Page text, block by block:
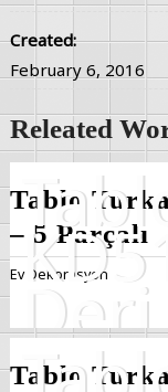
Created:
February 6, 2016
Releated
Tablo
– 5 Parçalı
Ev Dekorasyon
Tablo